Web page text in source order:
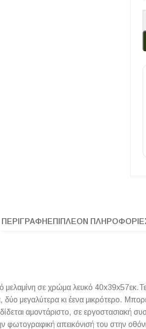
Οδηγός Αγοράς Πλακιδίων
ΠΕΡΙΓΡΑΦΉ ΕΠΙΠΛΈΟΝ
σε χρώμα λευκό
μεγαλύτερα κι έενα μικρότερο.
αμοντάριστο, σε εργοστασιακή
φωτογραφική απεικόνισή του στην